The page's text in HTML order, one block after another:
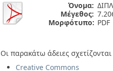
Όνομα:
Μέγεθος:
Μορφότυπο: PDF
Οι παρακάτω άδειες
Creative Commons